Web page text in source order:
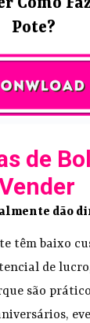
Como
Pote?
de
dão
têm baixo
de
são